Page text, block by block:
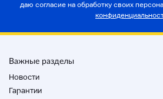
даю согласие на обработку своих
Важные разделы
Новости
Гарантии